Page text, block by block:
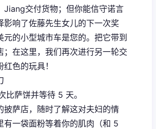
Jiang交付货物；但你能信守诺言
影响了佐藤先生女儿的下一次奖
元的小型城市车是您的。把它带到
；在这里，我们再次进行另一轮交
色的玩具！
比萨饼并等待 5 天。
披萨店，随时了解这对夫妇的情
有一袋面粉等着你的肌肉（和 5